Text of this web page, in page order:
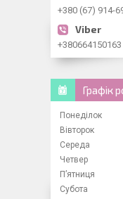
+380 (67) 914-
+380664150163
Графік
Понеділок
Вівторок
Середа
Четвер
Пʼятниця
Субота